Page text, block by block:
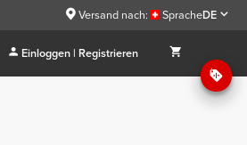
Versand nach: SpracheDE
Einloggen | Registrieren